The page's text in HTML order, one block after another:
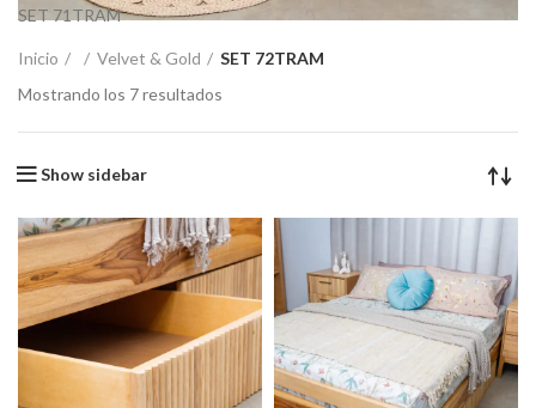
SET 71TRAM
Inicio Velvet & Gold
SET 72TRAM
Mostrando los 7 resultados
Show sidebar